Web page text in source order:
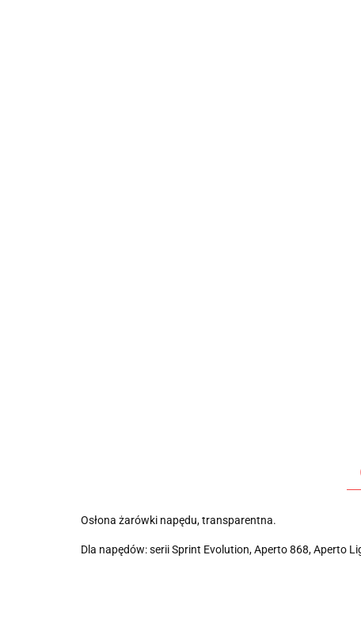
Osłona żarówki napędu, transparentna.
Dla napędów: serii Sprint Evolution, Aperto 868, Aperto